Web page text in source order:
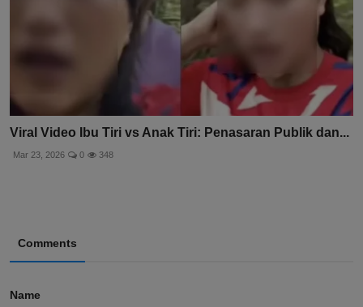
Viral Video Ibu Tiri vs Anak Tiri: Penasaran Publik dan...
Mar 23, 2026 0 348
Comments
Name